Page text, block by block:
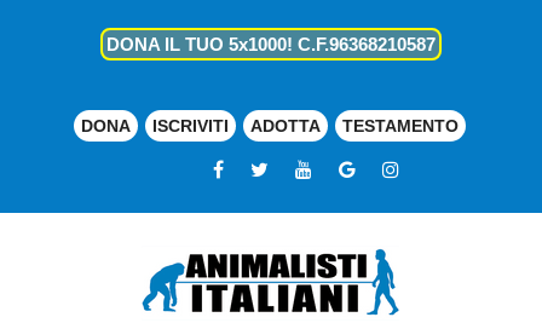
DONA IL TUO 5x1000! C.F.96368210587
DONA ISCRIVITI ADOTTA TESTAMENTO